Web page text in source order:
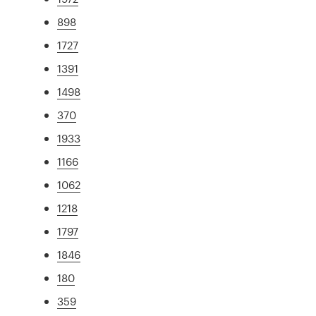
898
1727
1391
1498
370
1933
1166
1062
1218
1797
1846
180
359